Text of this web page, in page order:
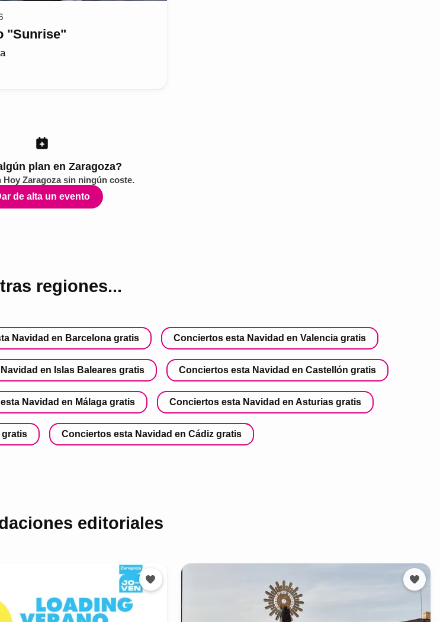
"Sunrise"
plan en Zaragoza?
Hoy Zaragozasin ningún coste.
de alta un evento
regiones...
Navidad en Barcelona gratis Conciertos esta Navidad en Valencia gratis
en Islas Baleares gratis Conciertos esta Navidad en Castellón gratis
Navidad en Málaga gratis Conciertos esta Navidad en Asturias gratis
gratis Conciertos esta Navidad en Cádiz gratis
editoriales